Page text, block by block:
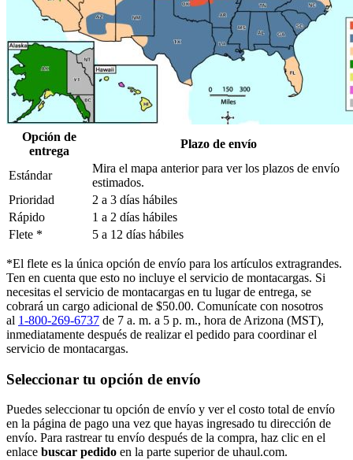
Opción de
entrega
Plazo de envío
Estándar
Mira el mapa anterior para ver los plazos de envío
estimados.
Prioridad
2 a 3 días hábiles
Rápido
1 a 2 días hábiles
Flete *
5 a 12 días hábiles
*El flete es la única opción de envío para los artículos extragrandes.
Ten en cuenta que esto no incluye el servicio de montacargas. Si
necesitas el servicio de montacargas en tu lugar de entrega, se
cobrará un cargo adicional de $50.00. Comunícate con nosotros
al 1-800-269-6737 de 7 a. m. a 5 p. m., hora de Arizona (MST),
inmediatamente después de realizar el pedido para coordinar el
servicio de montacargas.
Seleccionar tu opción de envío
Puedes seleccionar tu opción de envío y ver el costo total de envío
en la página de pago una vez que hayas ingresado tu dirección de
envío. Para rastrear tu envío después de la compra, haz clic en el
enlace buscar pedido​​​​​​​ en la parte superior de uhaul.com.